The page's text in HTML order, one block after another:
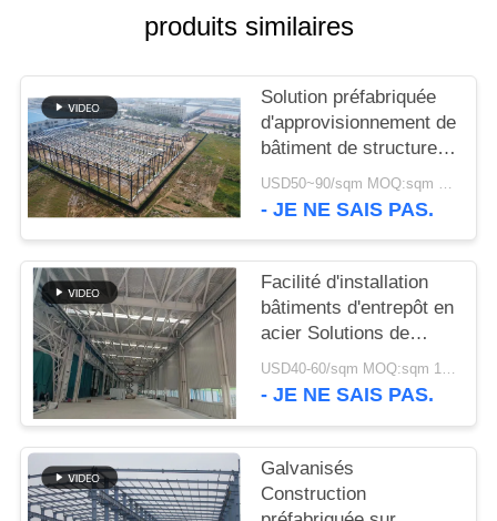
NOUVELLES
CAS
PLAN
DU
SITE
POLITIQUE
DE
CONFIDENTIALITÉ
produits similaires
Solution préfabriquée
d'approvisionnement de
bâtiment de structure
métallique pour
l'industrie
USD50~90/sqm MOQ:sqm 1000
- JE NE SAIS PAS.
Facilité d'installation
bâtiments d'entrepôt en
acier Solutions de
stockage
respectueuses de
USD40-60/sqm MOQ:sqm 1000
- JE NE SAIS PAS.
Galvanisés
Construction